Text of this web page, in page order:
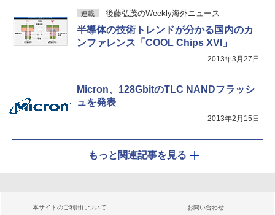
連載 後藤弘茂のWeekly海外ニュース
半導体の技術トレンドが分かる国内のカ
ンファレンス「COOL Chips XVI」
2013年3月27日
Micron、128GbitのTLC NANDフラッシ
ュを発表
2013年2月15日
もっと関連記事を見る
本サイトのご利用について お問い合わせ